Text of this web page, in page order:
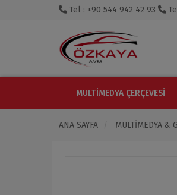
Tel : +90 544 942 42 93
MULTIMEDYA ÇERÇEVESI
ANA SAYFA MULTIMEDYA &